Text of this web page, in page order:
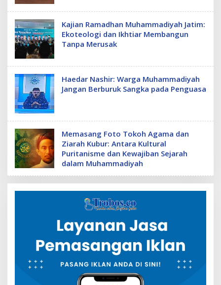
Kajian Ramadhan Muhammadiyah Jatim:
Ekoteologi dan Ikhtiar Membangun
Tanpa Merusak
Haedar Nashir: Warga Muhammadiyah
Jangan Berburuk Sangka pada Penguasa
Memasang Foto Tokoh Agama dan
Ziarah Kubur: Antara Kultural
Puritanisme dan Kewajiban Sejarah
dalam Muhammadiyah